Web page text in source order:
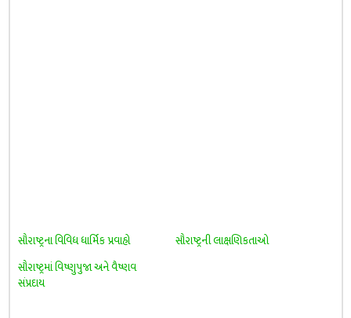
સૌરાષ્ટ્રના વિવિધ ધાર્મિક પ્રવાહો
સૌરાષ્ટ્રની લાક્ષણિકતાઓ
સૌરાષ્ટ્રમાં વિષ્ણુપુજા અને વૈષ્ણવ
સંપ્રદાય